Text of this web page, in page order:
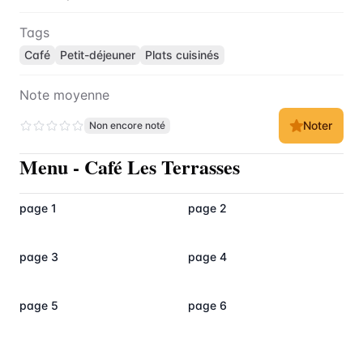
Tags
Café Petit-déjeuner Plats cuisinés
Note moyenne
Non encore noté Noter
Menu - Café Les Terrasses
page 1 page 2
page 3 page 4
page 5 page 6